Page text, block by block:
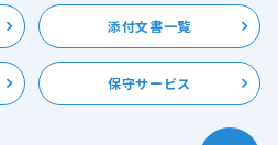
添付文書一覧
保守サービス